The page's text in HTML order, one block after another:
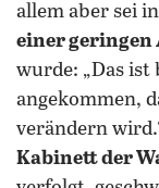
allem aber sei
einer geringen
wurde: „Das ist
angekommen,
verändern
Kabinett der